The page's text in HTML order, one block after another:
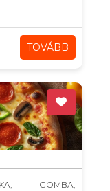
TOVÁBB
GOMBA,